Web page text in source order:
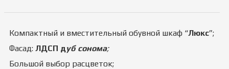
Компактный и вместительный обувной шкаф “Люкс”;
Фасад: ЛДСП дуб сонома;
Большой выбор расцветок;